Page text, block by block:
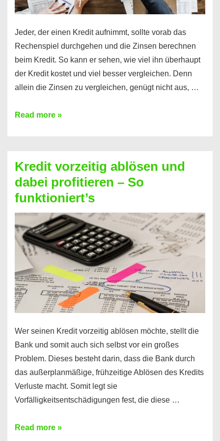
Jeder, der einen Kredit aufnimmt, sollte vorab das
Rechenspiel durchgehen und die Zinsen berechnen
beim Kredit. So kann er sehen, wie viel ihn überhaupt
der Kredit kostet und viel besser vergleichen. Denn
allein die Zinsen zu vergleichen, genügt nicht aus, …
Ganz
Kredit
berechnen
–
Mit
diesen
Regeln!
Read more »
Kredit vorzeitig ablösen und
dabei profitieren – So
funktioniert’s
Wer seinen Kredit vorzeitig ablösen möchte, stellt die
Bank und somit auch sich selbst vor ein großes
Problem. Dieses besteht darin, dass die Bank durch
das außerplanmäßige, frühzeitige Ablösen des Kredits
Verluste macht. Somit legt sie
Vorfälligkeitsentschädigungen fest, die diese …
Kredit
Read more »